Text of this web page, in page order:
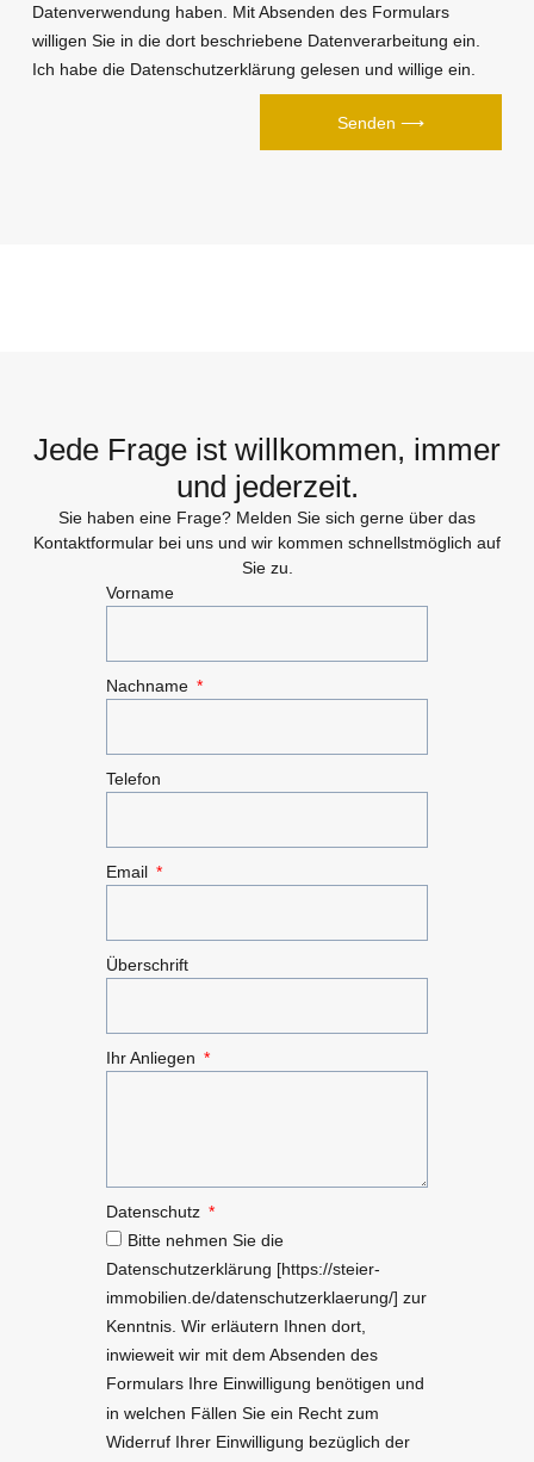
Datenverwendung haben. Mit Absenden des Formulars
willigen Sie in die dort beschriebene Datenverarbeitung ein.
Ich habe die Datenschutzerklärung gelesen und willige ein.
Senden ⟶
Jede Frage ist willkommen, immer
und jederzeit.
Sie haben eine Frage? Melden Sie sich gerne über das
Kontaktformular bei uns und wir kommen schnellstmöglich auf
Sie zu.
Vorname
Nachname
Telefon
Email
Überschrift
Ihr Anliegen
Datenschutz
Bitte nehmen Sie die
Datenschutzerklärung [https://steier-
immobilien.de/datenschutzerklaerung/] zur
Kenntnis. Wir erläutern Ihnen dort,
inwieweit wir mit dem Absenden des
Formulars Ihre Einwilligung benötigen und
in welchen Fällen Sie ein Recht zum
Widerruf Ihrer Einwilligung bezüglich der